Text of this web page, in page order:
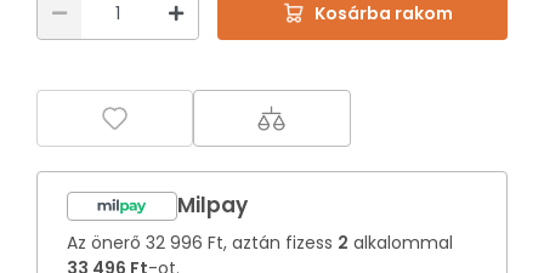
Kosárba rakom
Milpay
Az önerő 32 996 Ft, aztán fizess 2 alkalommal
33 496 Ft-ot.